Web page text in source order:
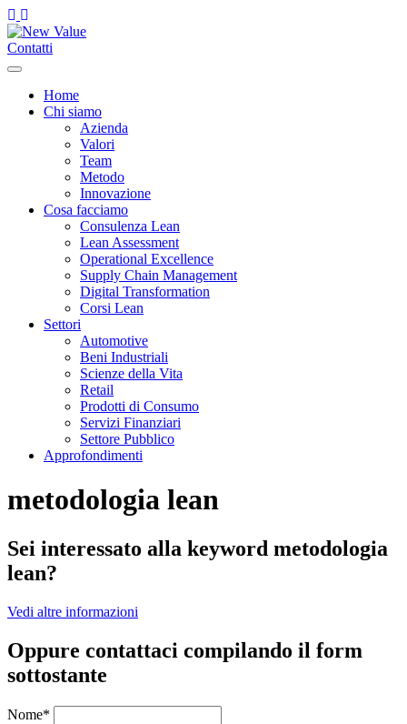
Contatti
Toggle
navigationHome
Chi siamo
Azienda
Valori
Team
Metodo
Innovazione
Cosa facciamo
Consulenza Lean
Lean Assessment
Operational Excellence
Supply Chain Management
Digital Transformation
Corsi Lean
Settori
Automotive
Beni Industriali
Scienze della Vita
Retail
Prodotti di Consumo
Servizi Finanziari
Settore Pubblico
Approfondimenti
metodologia lean
Sei interessato alla keyword metodologia
lean?
Vedi altre informazioni
Oppure contattaci compilando il form
sottostante
Nome*